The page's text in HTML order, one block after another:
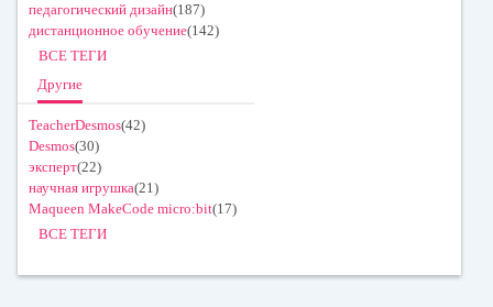
педагогический дизайн(187)
дистанционное обучение(142)
ВСЕ ТЕГИ
Другие
TeacherDesmos(42)
Desmos(30)
эксперт(22)
научная игрушка(21)
Maqueen MakeCode micro:bit(17)
ВСЕ ТЕГИ